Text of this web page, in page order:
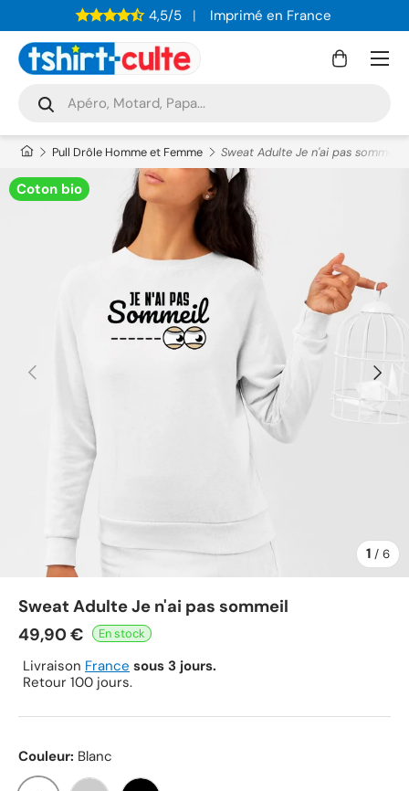
ALLER AU CONTENU
4,5/5 Imprimé en France
Recherche
Rechercher
Panier
Menu
Pull Drôle Homme et Femme Sweat Adulte Je n'ai pas sommeil
Coton bio
PRÉCÉDENT
1 / de
6
Sweat Adulte Je n'ai pas sommeil
49,90 €
Livraison France sous 3 jours.
Retour 100 jours.
Couleur: Blanc